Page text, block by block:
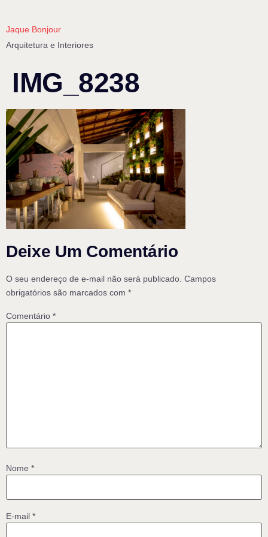
Jaque Bonjour
Arquitetura e Interiores
IMG_8238
Deixe Um Comentário
O seu endereço de e-mail não será publicado. Campos
obrigatórios são marcados com *
Comentário *
Nome *
E-mail *